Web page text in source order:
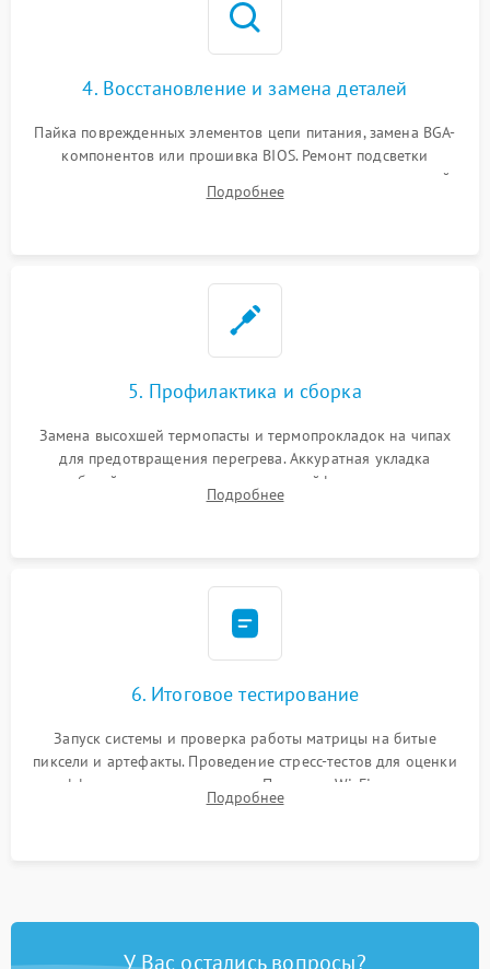
4. Восстановление и замена деталей
Пайка поврежденных элементов цепи питания, замена BGA-
компонентов или прошивка BIOS. Ремонт подсветки
матрицы, замена неисправного накопителя на скоростной
SSD или установка новых модулей памяти.
Подробнее
5. Профилактика и сборка
Замена высохшей термопасты и термопрокладок на чипах
для предотвращения перегрева. Аккуратная укладка
кабелей, подключение хрупких шлейфов матрицы и
надежная фиксация всех элементов внутри корпуса
Подробнее
6. Итоговое тестирование
Запуск системы и проверка работы матрицы на битые
пиксели и артефакты. Проведение стресс-тестов для оценки
эффективности охлаждения. Проверка Wi-Fi, камеры,
микрофона и всех портов перед выдачей устройства.
Подробнее
У Вас остались вопросы?